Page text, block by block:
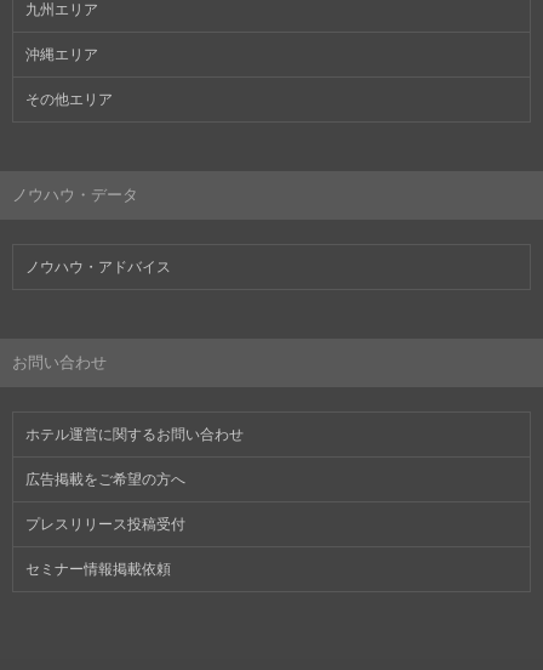
九州エリア
沖縄エリア
その他エリア
ノウハウ・データ
ノウハウ・アドバイス
お問い合わせ
ホテル運営に関するお問い合わせ
広告掲載をご希望の方へ
プレスリリース投稿受付
セミナー情報掲載依頼